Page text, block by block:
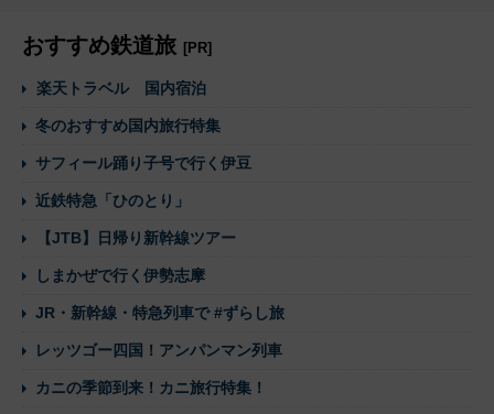
おすすめ鉄道旅 [PR]
楽天トラベル 国内宿泊
冬のおすすめ国内旅行特集
サフィール踊り子号で行く伊豆
近鉄特急「ひのとり」
【JTB】日帰り新幹線ツアー
しまかぜで行く伊勢志摩
JR・新幹線・特急列車で #ずらし旅
レッツゴー四国！アンパンマン列車
カニの季節到来！カニ旅行特集！